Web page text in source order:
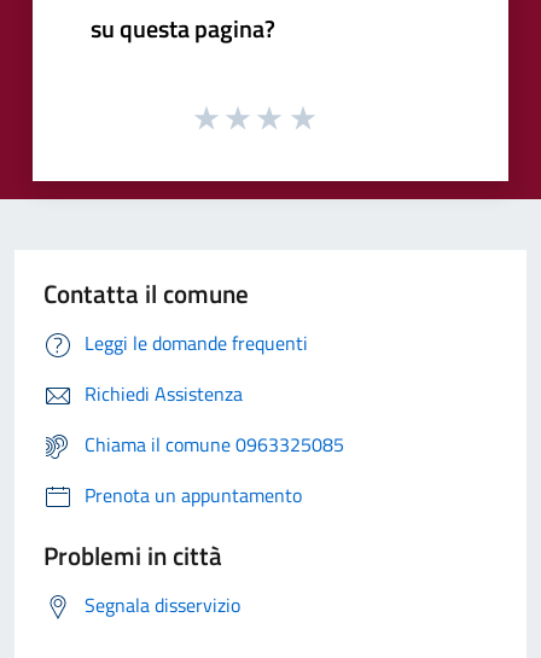
su questa pagina?
Contatta il comune
Leggi le domande frequenti
Richiedi Assistenza
Chiama il comune 0963325085
Prenota un appuntamento
Problemi in città
Segnala disservizio